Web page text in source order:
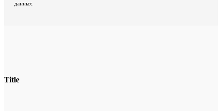
данных.
Title